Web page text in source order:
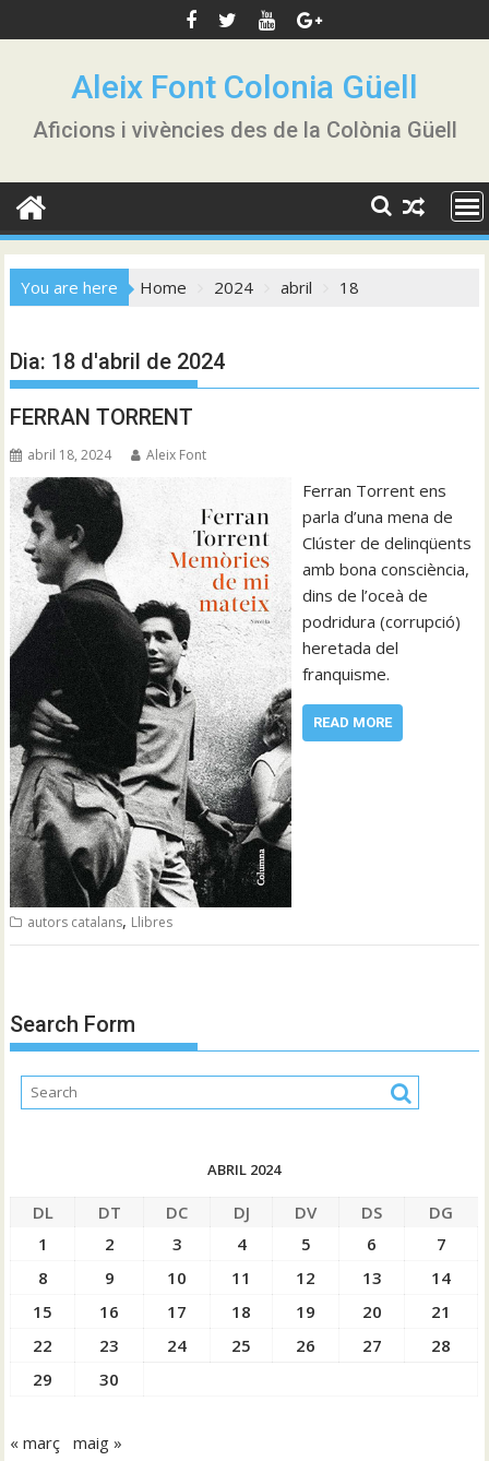
to
Aleix Font Colonia Güell
Aficions i vivències des de la Colònia Güell
You are here Home 2024 abril 18
Dia: 18 d'abril de 2024
FERRAN TORRENT
abril 18, 2024 Aleix Font
Ferran Torrent ens
parla d’una mena de
Clúster de delinqüents
amb bona consciència,
dins de l’oceà de
podridura (corrupció)
heretada del
franquisme.
READ MORE
autors catalans, Llibres
Search Form
ABRIL 2024
DL DT DC DJ DV DS
DG
1
2 3 4 5 6
7
8
9 10 11 12 13
14
15
16 17 18 19 20
21
22
23 24 25 26 27
28
29
30
« març maig »